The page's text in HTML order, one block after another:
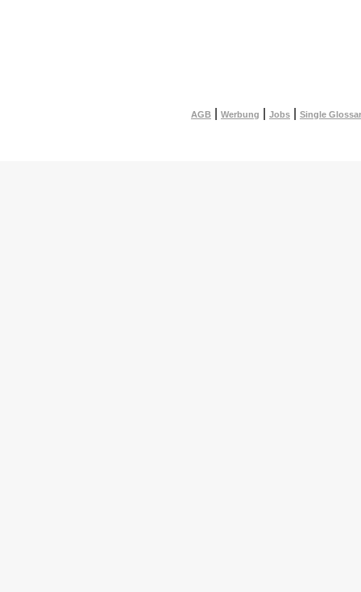
AGB Werbung Jobs Single Glossar